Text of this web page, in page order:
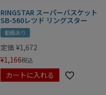
RINGSTAR スーパーバスケット
SB-560レツド リングスター
動画あり
定価 ¥1,672
¥1,166税込
カートに入れる